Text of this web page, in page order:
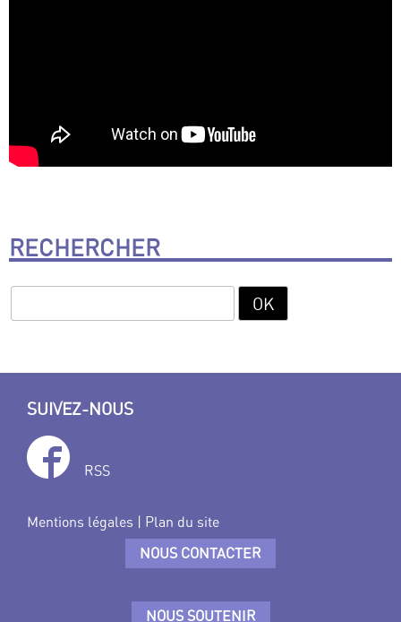
RECHERCHER
SUIVEZ-NOUS
RSS
Mentions légales | Plan du site
NOUS CONTACTER
NOUS SOUTENIR